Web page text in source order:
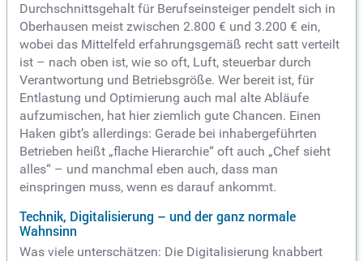
Durchschnittsgehalt für Berufseinsteiger pendelt sich in
Oberhausen meist zwischen 2.800 € und 3.200 € ein,
wobei das Mittelfeld erfahrungsgemäß recht satt verteilt
ist – nach oben ist, wie so oft, Luft, steuerbar durch
Verantwortung und Betriebsgröße. Wer bereit ist, für
Entlastung und Optimierung auch mal alte Abläufe
aufzumischen, hat hier ziemlich gute Chancen. Einen
Haken gibt’s allerdings: Gerade bei inhabergeführten
Betrieben heißt „flache Hierarchie“ oft auch „Chef sieht
alles“ – und manchmal eben auch, dass man
einspringen muss, wenn es darauf ankommt.
Technik, Digitalisierung – und der ganz normale
Wahnsinn
Was viele unterschätzen: Die Digitalisierung knabbert